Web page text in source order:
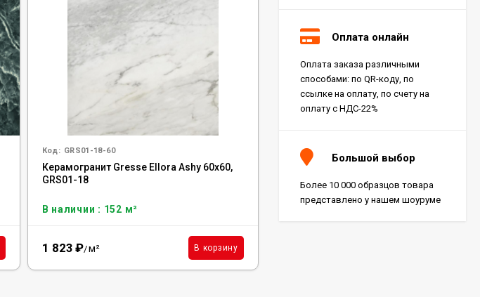
Код: GRS01-18-60
Керамогранит Gresse Ellora Ashy 60x60,
GRS01-18
В наличии : 152 м²
1 823 ₽/м² В корзину
K-2020/MR/600x600
Керамогранит Kerranova Butik White
60x60, K-2020/MR/600x600
Оплата онлайн
Оплата заказа различными
способами: по QR-коду, по
ссылке на оплату, по счету на
оплату с НДС-22%
Большой выбор
Более 10 000 образцов товара
представлено у нашем шоуруме